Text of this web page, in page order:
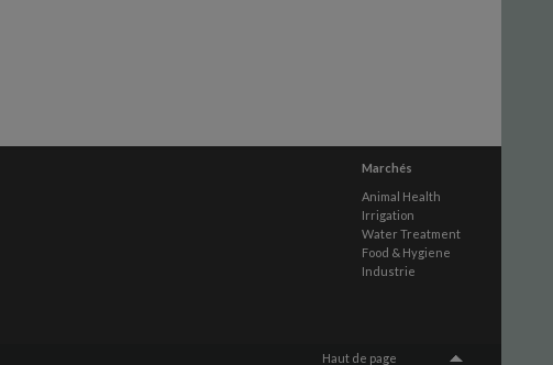
Marchés
Animal Health
Irrigation
Water Treatment
Food & Hygiene
Industrie
Haut de page